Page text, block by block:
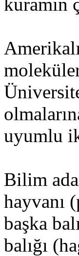
uyumlu
Bilim
hayvanı
başka
balığı